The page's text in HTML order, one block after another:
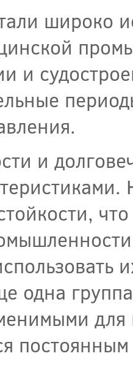
широко
и
и
одна